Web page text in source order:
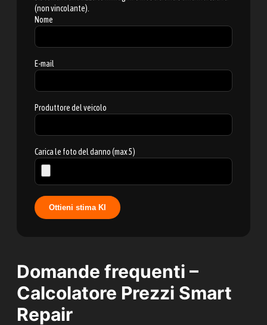
(non vincolante).
Nome
E-mail
Produttore del veicolo
Carica le foto del danno (max 5)
Ottieni stima KI
Domande frequenti –
Calcolatore Prezzi Smart
Repair